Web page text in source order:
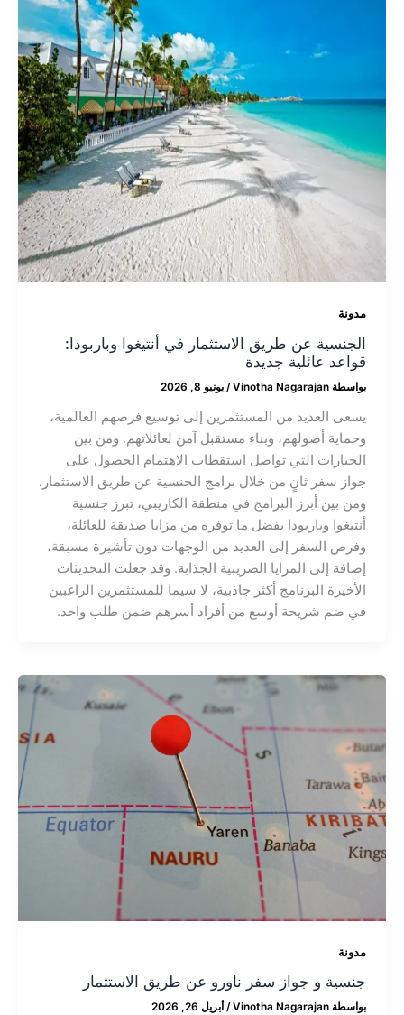
مدونة
الجنسية عن طريق الاستثمار في أنتيغوا وباربودا:
قواعد عائلية جديدة
بواسطة Vinotha Nagarajan
/ يونيو 8, 2026
يسعى العديد من المستثمرين إلى توسيع فرصهم العالمية،
وحماية أصولهم، وبناء مستقبل آمن لعائلاتهم. ومن بين
الخيارات التي تواصل استقطاب الاهتمام الحصول على
جواز سفر ثانٍ من خلال برامج الجنسية عن طريق الاستثمار.
ومن بين أبرز البرامج في منطقة الكاريبي، تبرز جنسية
أنتيغوا وباربودا بفضل ما توفره من مزايا صديقة للعائلة،
وفرص السفر إلى العديد من الوجهات دون تأشيرة مسبقة،
إضافة إلى المزايا الضريبية الجذابة. وقد جعلت التحديثات
الأخيرة البرنامج أكثر جاذبية، لا سيما للمستثمرين الراغبين
في ضم شريحة أوسع من أفراد أسرهم ضمن طلب واحد.
مدونة
جنسية و جواز سفر ناورو عن طريق الاستثمار
بواسطة Vinotha Nagarajan
/ أبريل 26, 2026